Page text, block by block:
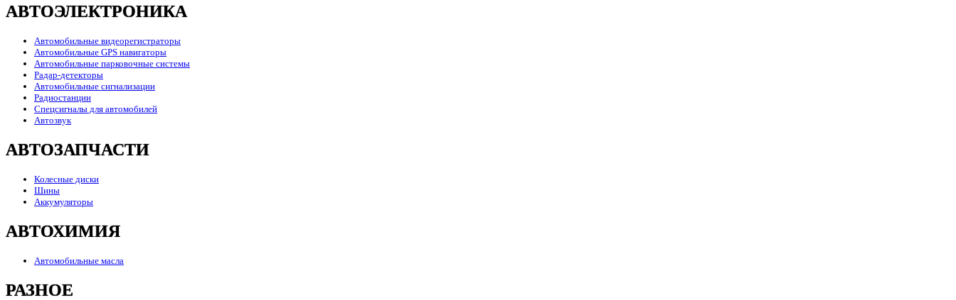
АВТОЭЛЕКТРОНИКА
Автомобильные видеорегистраторы
Автомобильные GPS навигаторы
Автомобильные парковочные системы
Радар-детекторы
Автомобильные сигнализации
Радиостанции
Спецсигналы для автомобилей
Автозвук
АВТОЗАПЧАСТИ
Колесные диски
Шины
Аккумуляторы
АВТОХИМИЯ
Автомобильные масла
РАЗНОЕ